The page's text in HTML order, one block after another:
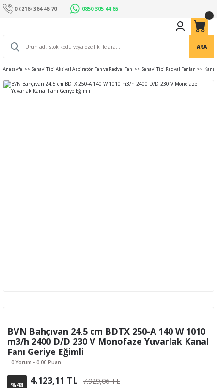
0 (216) 364 46 70 0850 305 44 65
ARA
Anasayfa Sanayi Tipi Aksiyal Aspiratör, Fan ve Radyal Fan Sanayi Tipi Radyal Fanlar
BVN Bahçıvan 24,5 cm BDTX 250-A 140 W 1010
m3/h 2400 D/D 230 V Monofaze Yuvarlak Kanal
Fanı Geriye Eğimli
0 Yorum - 0.00 Puan
%48 4.123,11 TL 7.929,06 TL